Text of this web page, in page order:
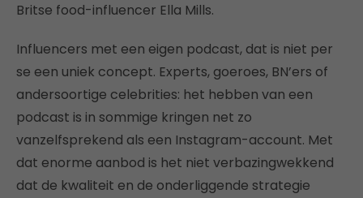
Britse food-influencer Ella Mills.
Influencers met een eigen podcast, dat is niet per
se een uniek concept. Experts, goeroes, BN’ers of
andersoortige celebrities: het hebben van een
podcast is in sommige kringen net zo
vanzelfsprekend als een Instagram-account. Met
dat enorme aanbod is het niet verbazingwekkend
dat de kwaliteit en de onderliggende strategie